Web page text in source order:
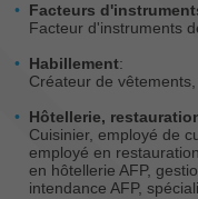
Facteurs
Facteur d'instruments
Habillement:
Créateur de
Hôtellerie,
Cuisinier, employé de
employé en
en hôtellerie AFP,
intendance AFP,